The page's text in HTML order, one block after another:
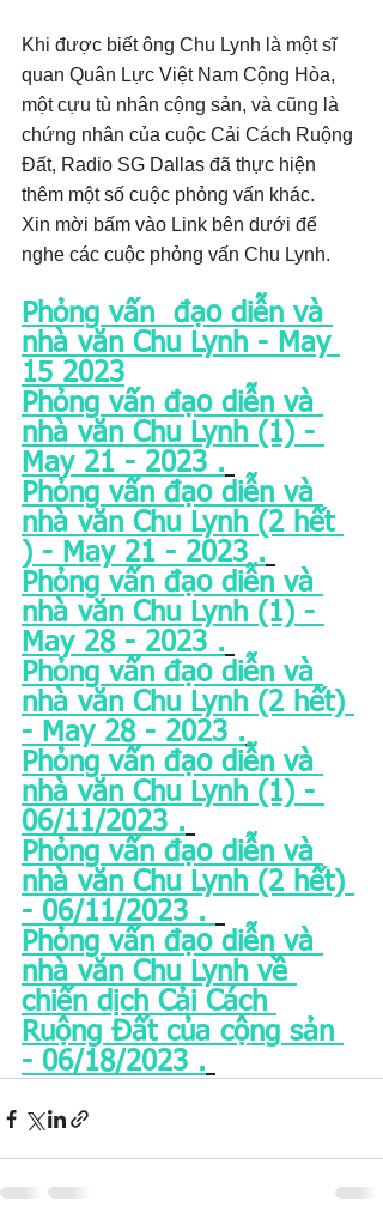
Khi được biết ông Chu Lynh là một sĩ
quan Quân Lực Việt Nam Cộng Hòa,
một cựu tù nhân cộng sản, và cũng là
chứng nhân của cuộc Cải Cách Ruộng
Đất, Radio SG Dallas đã thực hiện
thêm một số cuộc phỏng vấn khác.
Xin mời bấm vào Link bên dưới để
nghe các cuộc phỏng vấn Chu Lynh.
Phỏng vấn  đạo diễn và
nhà văn Chu Lynh - May
15 2023
Phỏng vấn đạo diễn và
nhà văn Chu Lynh (1) -
May 21 - 2023 .
Phỏng vấn đạo diễn và
nhà văn Chu Lynh (2 hết
) - May 21 - 2023 .
Phỏng vấn đạo diễn và
nhà văn Chu Lynh (1) -
May 28 - 2023 .
Phỏng vấn đạo diễn và
nhà văn Chu Lynh (2 hết)
- May 28 - 2023 .
Phỏng vấn đạo diễn và
nhà văn Chu Lynh (1) -
06/11/2023 .
Phỏng vấn đạo diễn và
nhà văn Chu Lynh (2 hết)
- 06/11/2023 .
Phỏng vấn đạo diễn và
nhà văn Chu Lynh về
chiến dịch Cải Cách
Ruộng Đất của cộng sản
- 06/18/2023 .